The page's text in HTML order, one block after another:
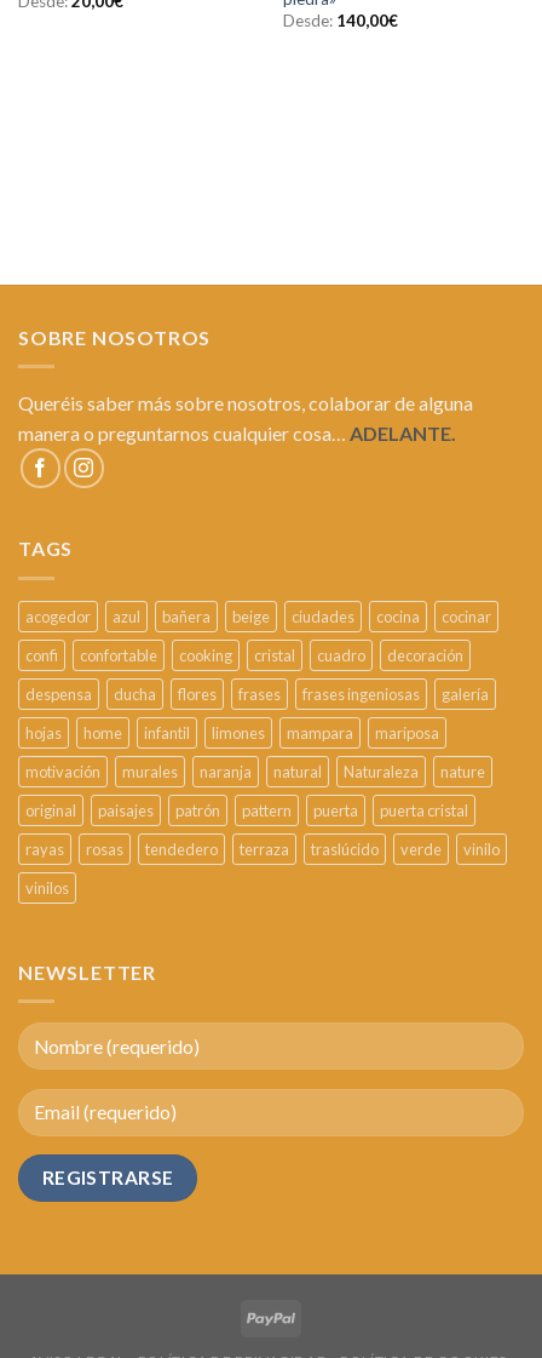
Desde: 140,00€
SOBRE NOSOTROS
Queréis saber más sobre nosotros, colaborar de alguna
manera o preguntarnos cualquier cosa… ADELANTE.
TAGS
acogedor azul bañera beige ciudades cocina
cocinar
confi
confortable cooking cristal cuadro
decoración
despensa
ducha flores frases frases ingeniosas
galería
hojas
home infantil limones mampara
mariposa
motivación
murales naranja natural Naturaleza
nature
original
paisajes patrón pattern puerta
puerta cristal
rayas
rosas tendedero terraza traslúcido verde
vinilo
vinilos
NEWSLETTER